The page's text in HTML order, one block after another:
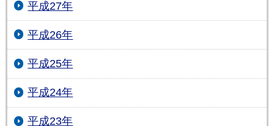
平成27年
平成26年
平成25年
平成24年
平成23年